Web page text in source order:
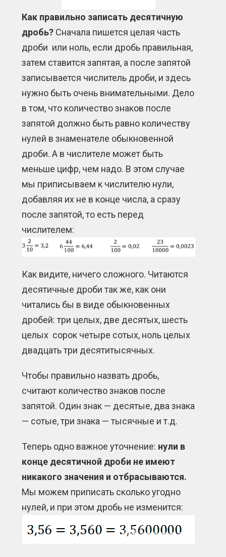
Как правильно записать десятичную
дробь? Сначала пишется целая часть
дроби или ноль, если дробь правильная,
затем ставится запятая, а после запятой
записывается числитель дроби, и здесь
нужно быть очень внимательными. Дело
в том, что количество знаков после
запятой должно быть равно количеству
нулей в знаменателе обыкновенной
дроби. А в числителе может быть
меньше цифр, чем надо. В этом случае
мы приписываем к числителю нули,
добавляя их не в конце числа, а сразу
после запятой, то есть перед
числителем:
Как видите, ничего сложного. Читаются
десятичные дроби так же, как они
читались бы в виде обыкновенных
дробей: три целых, две десятых, шесть
целых сорок четыре сотых, ноль целых
двадцать три десятитысячных.
Чтобы правильно назвать дробь,
считают количество знаков после
запятой. Один знак — десятые, два знака
— сотые, три знака — тысячные и т.д.
Теперь одно важное уточнение: нули в
конце десятичной дроби не имеют
никакого значения и отбрасываются.
Мы можем приписать сколько угодно
нулей, и при этом дробь не изменится: